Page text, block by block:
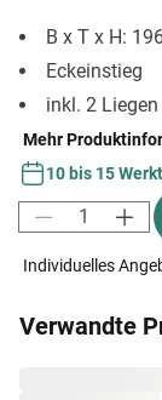
B x T x H:
Eckeinstieg
inkl. 2 Liegen
Mehr
10 bis 15
Individuelles
Verwandte